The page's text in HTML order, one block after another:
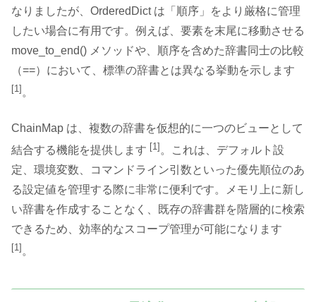
なりましたが、OrderedDict は「順序」をより厳格に管理
したい場合に有用です。例えば、要素を末尾に移動させる
move_to_end() メソッドや、順序を含めた辞書同士の比較
（==）において、標準の辞書とは異なる挙動を示します
[1] 。
ChainMap は、複数の辞書を仮想的に一つのビューとして
結合する機能を提供します [1] 。これは、デフォルト設
定、環境変数、コマンドライン引数といった優先順位のあ
る設定値を管理する際に非常に便利です。メモリ上に新し
い辞書を作成することなく、既存の辞書群を階層的に検索
できるため、効率的なスコープ管理が可能になります
[1] 。